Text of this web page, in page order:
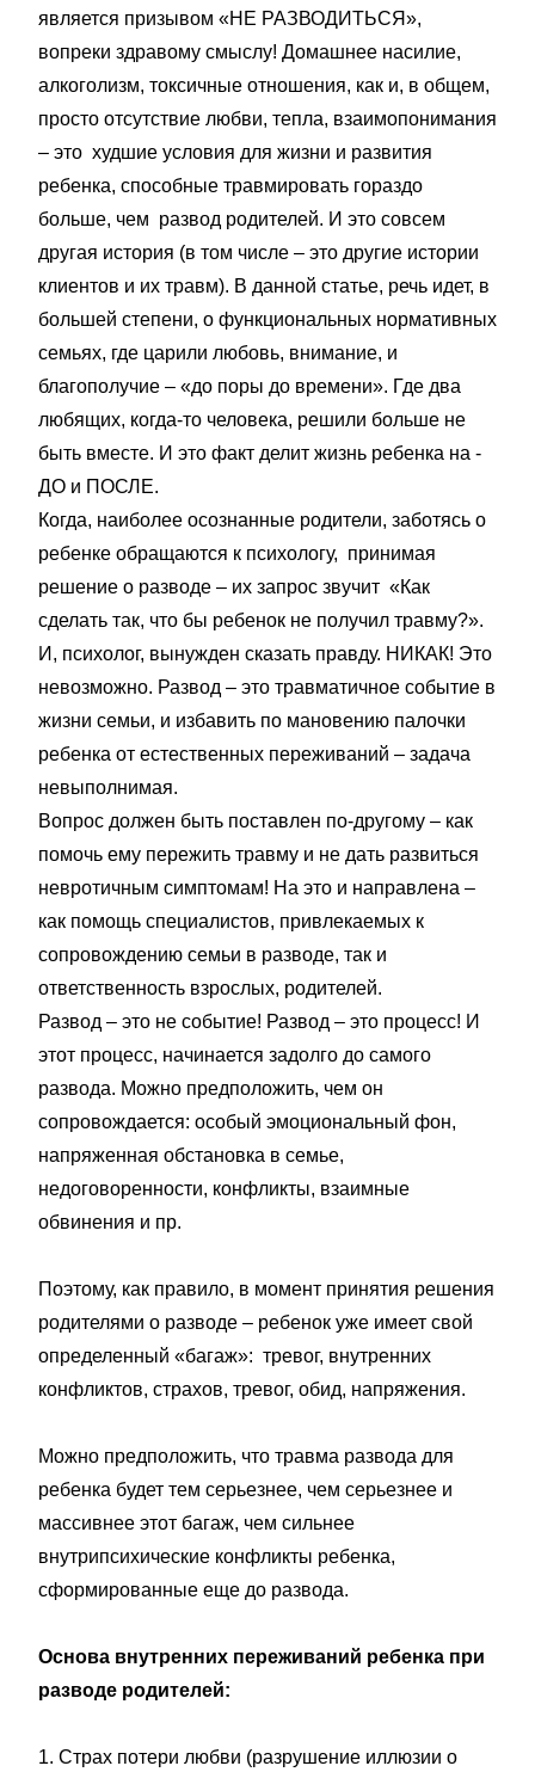
является призывом «НЕ РАЗВОДИТЬСЯ»,
вопреки здравому смыслу! Домашнее насилие,
алкоголизм, токсичные отношения, как и, в общем,
просто отсутствие любви, тепла, взаимопонимания
– это худшие условия для жизни и развития
ребенка, способные травмировать гораздо
больше, чем развод родителей. И это совсем
другая история (в том числе – это другие истории
клиентов и их травм). В данной статье, речь идет, в
большей степени, о функциональных нормативных
семьях, где царили любовь, внимание, и
благополучие – «до поры до времени». Где два
любящих, когда-то человека, решили больше не
быть вместе. И это факт делит жизнь ребенка на -
ДО и ПОСЛЕ.
Когда, наиболее осознанные родители, заботясь о
ребенке обращаются к психологу, принимая
решение о разводе – их запрос звучит «Как
сделать так, что бы ребенок не получил травму?».
И, психолог, вынужден сказать правду. НИКАК! Это
невозможно. Развод – это травматичное событие в
жизни семьи, и избавить по мановению палочки
ребенка от естественных переживаний – задача
невыполнимая.
Вопрос должен быть поставлен по-другому – как
помочь ему пережить травму и не дать развиться
невротичным симптомам! На это и направлена –
как помощь специалистов, привлекаемых к
сопровождению семьи в разводе, так и
ответственность взрослых, родителей.
Развод – это не событие! Развод – это процесс! И
этот процесс, начинается задолго до самого
развода. Можно предположить, чем он
сопровождается: особый эмоциональный фон,
напряженная обстановка в семье,
недоговоренности, конфликты, взаимные
обвинения и пр.
Поэтому, как правило, в момент принятия решения
родителями о разводе – ребенок уже имеет свой
определенный «багаж»: тревог, внутренних
конфликтов, страхов, тревог, обид, напряжения.
Можно предположить, что травма развода для
ребенка будет тем серьезнее, чем серьезнее и
массивнее этот багаж, чем сильнее
внутрипсихические конфликты ребенка,
сформированные еще до развода.
Основа внутренних переживаний ребенка при
разводе родителей:
1. Страх потери любви (разрушение иллюзии о